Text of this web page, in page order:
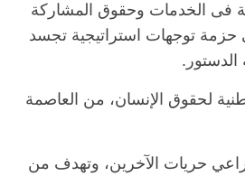
فى الخدمات وحقوق المشاركة
حزمة توجهات استراتيجية تجسد
لحقوق الإنسان، من العاصمة
حريات الآخرين، وتهدف من
مصر ناس وناس
على مائدة الإفطار.. يحيى
فارس مقاومة